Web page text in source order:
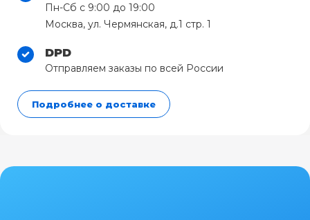
Пн-Сб с 9:00 до 19:00
Москва, ул. Чермянская, д.1 стр. 1
DPD
Отправляем заказы по всей России
Подробнее о доставке